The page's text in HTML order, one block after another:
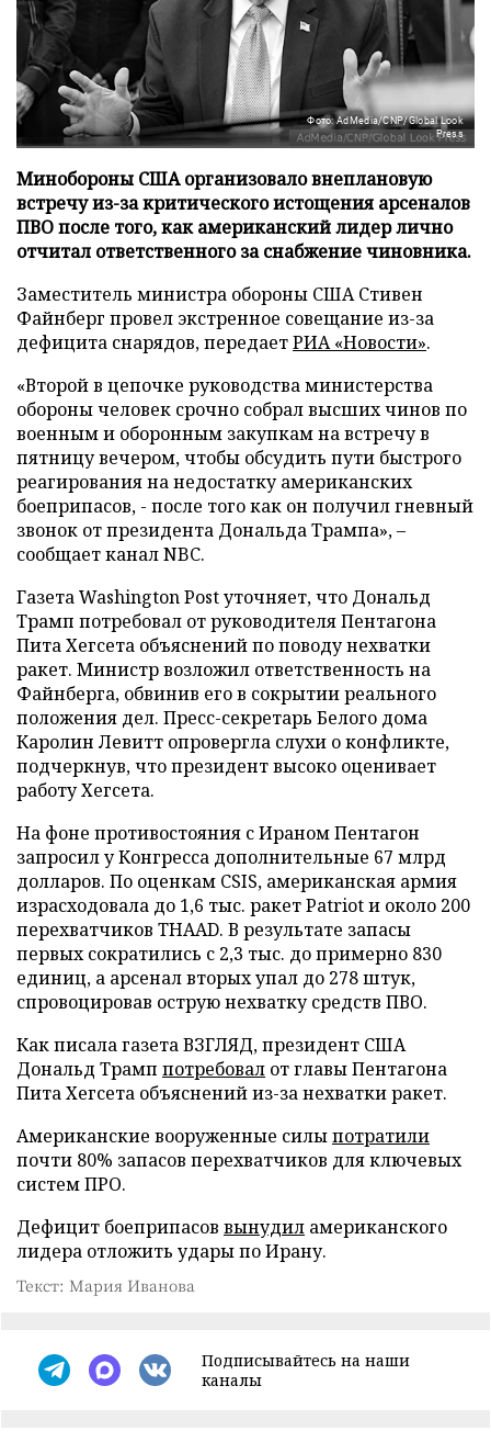
Фото: AdMedia/CNP/Global Look
Press
Минобороны США организовало внеплановую
встречу из-за критического истощения арсеналов
ПВО после того, как американский лидер лично
отчитал ответственного за снабжение чиновника.
Заместитель министра обороны США Стивен
Файнберг провел экстренное совещание из-за
дефицита снарядов, передаетРИА «Новости».
«Второй в цепочке руководства министерства
обороны человек срочно собрал высших чинов по
военным и оборонным закупкам на встречу в
пятницу вечером, чтобы обсудить пути быстрого
реагирования на недостатку американских
боеприпасов, - после того как он получил гневный
звонок от президента Дональда Трампа», –
сообщает канал NBC.
Газета Washington Post уточняет, что Дональд
Трамп потребовал от руководителя Пентагона
Пита Хегсета объяснений по поводу нехватки
ракет. Министр возложил ответственность на
Файнберга, обвинив его в сокрытии реального
положения дел. Пресс-секретарь Белого дома
Каролин Левитт опровергла слухи о конфликте,
подчеркнув, что президент высоко оценивает
работу Хегсета.
На фоне противостояния с Ираном Пентагон
запросил у Конгресса дополнительные 67 млрд
долларов. По оценкам CSIS, американская армия
израсходовала до 1,6 тыс. ракет Patriot и около 200
перехватчиков THAAD. В результате запасы
первых сократились с 2,3 тыс. до примерно 830
единиц, а арсенал вторых упал до 278 штук,
спровоцировав острую нехватку средств ПВО.
Как писала газета ВЗГЛЯД, президент США
Дональд Трамп потребовал от главы Пентагона
Пита Хегсета объяснений из-за нехватки ракет.
Американские вооруженные силыпотратили
почти 80% запасов перехватчиков для ключевых
систем ПРО.
Дефицит боеприпасов вынудил американского
лидера отложить удары по Ирану.
Текст: Мария Иванова
Подписывайтесь на наши
каналы